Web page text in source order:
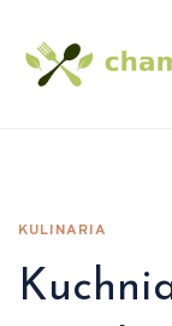
KULINARIA